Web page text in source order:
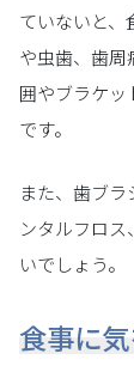
ていないと、
や虫歯、歯周
囲やブラケッ
です。
また、歯ブ
ンタルフロ
いでしょう。
食事に